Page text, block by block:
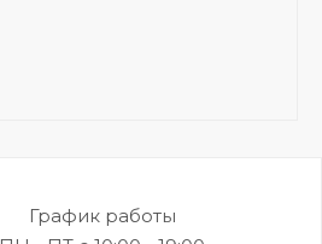
График работы